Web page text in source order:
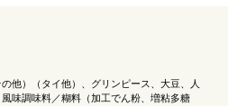
他）（タイ他）、グリンピース、大豆、人
味調味料／糊料（加工でん粉、増粘多糖